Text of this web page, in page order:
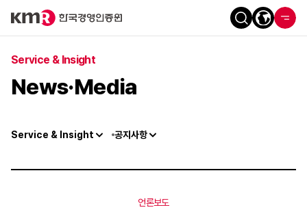
Service & Insight
News·Media
Service & Insight 공지사항
언론보도